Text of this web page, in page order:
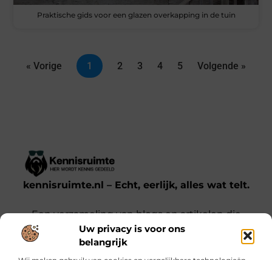
Uw privacy is voor ons
belangrijk
Praktische gids voor een glazen overkapping in de tuin
« Vorige 1 2 3 4 5 Volgende »
kennisruimte.nl – Echt, eerlijk, alles wat telt.
Een verzameling van blogs en artikelen die
een breed scala aan onderwerpen uit het
dagelijks leven behandelen.